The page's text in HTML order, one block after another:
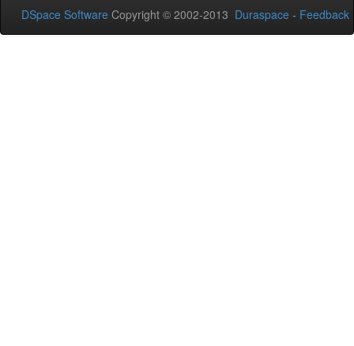
DSpace Software Copyright © 2002-2013 Duraspace - Feedback